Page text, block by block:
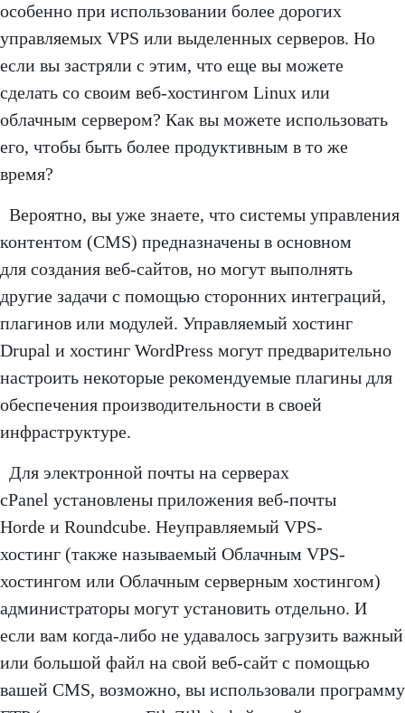
особенно при использовании более дорогих
управляемых VPS или выделенных серверов. Но
если вы застряли с этим, что еще вы можете
сделать со своим веб-хостингом Linux или
облачным сервером? Как вы можете использовать
его, чтобы быть более продуктивным в то же
время?
Вероятно, вы уже знаете, что системы управления
контентом (CMS) предназначены в основном
для создания веб-сайтов, но могут выполнять
другие задачи с помощью сторонних интеграций,
плагинов или модулей. Управляемый хостинг
Drupal и хостинг WordPress могут предварительно
настроить некоторые рекомендуемые плагины для
обеспечения производительности в своей
инфраструктуре.
Для электронной почты на серверах
cPanel установлены приложения веб-почты
Horde и Roundcube. Неуправляемый VPS-
хостинг (также называемый Облачным VPS-
хостингом или Облачным серверным хостингом)
администраторы могут установить отдельно. И
если вам когда-либо не удавалось загрузить важный
или большой файл на свой веб-сайт с помощью
вашей CMS, возможно, вы использовали программу